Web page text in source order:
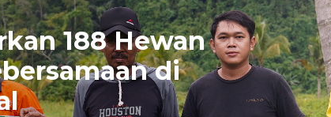
188 Hewan
di